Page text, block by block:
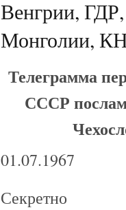
Венгрии,
Монголии,
Телеграмма
СССР
01.07.1967
Секретно